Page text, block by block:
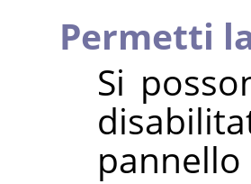
Permetti
Si